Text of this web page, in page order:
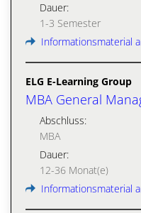
Dauer:
1-3 Semester
Informationsmaterial
ELG E-Learning Group
MBA General
Abschluss:
MBA
Dauer:
12-36 Monat(e)
Informationsmaterial